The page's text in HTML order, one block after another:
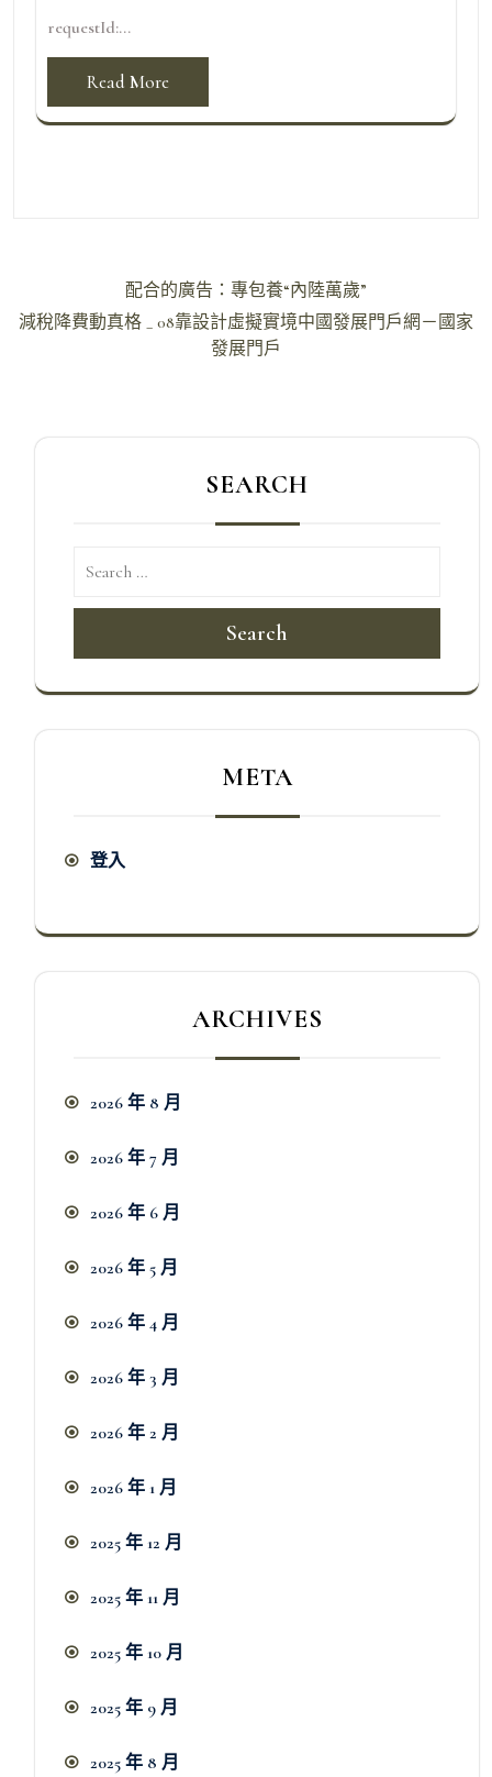
requestId:...
Read More
章
配合的廣告：專包養“內陸萬歲”
減稅降費動真格 _ 08靠設計虛擬實境中國發展門戶網－國家
發展門戶
SEARCH
Search
META
登入
ARCHIVES
2026 年 8 月
2026 年 7 月
2026 年 6 月
2026 年 5 月
2026 年 4 月
2026 年 3 月
2026 年 2 月
2026 年 1 月
2025 年 12 月
2025 年 11 月
2025 年 10 月
2025 年 9 月
2025 年 8 月